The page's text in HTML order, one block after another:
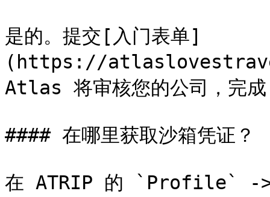
是的。提交[入门表单]
(https://
Atlas 将审核您的公司，完成
#### 在哪里获取沙箱凭证？
在 ATRIP 的 `Profile` -